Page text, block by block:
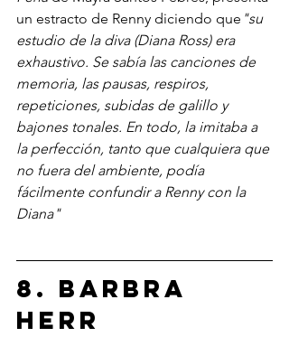
un estracto de Renny diciendo que "su
estudio de la diva (Diana Ross) era
exhaustivo. Se sabía las canciones de
memoria, las pausas, respiros,
repeticiones, subidas de galillo y
bajones tonales. En todo, la imitaba a
la perfección, tanto que cualquiera que
no fuera del ambiente, podía
fácilmente confundir a Renny con la
Diana"
8. Barbra
Herr